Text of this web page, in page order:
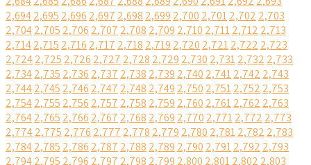
2,6942,695 2,696 2,697 2,698 2,699 2,700 2,7012,702 2,703
2,7042,705 2,706 2,707 2,708 2,709 2,710 2,7112,712 2,713
2,7142,715 2,716 2,717 2,718 2,719 2,720 2,7212,722 2,723
2,7242,725 2,726 2,727 2,728 2,729 2,730 2,7312,732 2,733
2,7342,735 2,736 2,737 2,738 2,739 2,740 2,7412,742 2,743
2,7442,745 2,746 2,747 2,748 2,749 2,750 2,7512,752 2,753
2,7542,755 2,756 2,757 2,758 2,759 2,760 2,7612,762 2,763
2,7642,765 2,766 2,767 2,768 2,769 2,770 2,7712,772 2,773
2,7742,775 2,776 2,777 2,778 2,779 2,780 2,7812,782 2,783
2,7842,785 2,786 2,787 2,788 2,789 2,790 2,7912,792 2,793
2,7942,795 2,796 2,797 2,798 2,799 2,800 2,8012,802 2,803